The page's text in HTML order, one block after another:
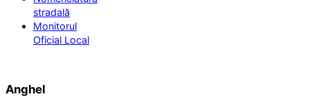
stradală
Monitorul
Oficial Local
Anghel